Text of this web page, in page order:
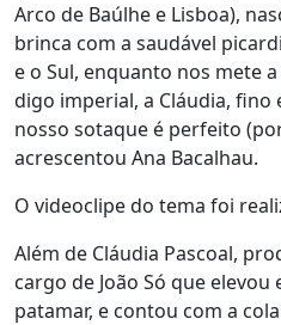
Arco de Baúlhe e Lisboa),
brinca com a saudável
e o Sul, enquanto nos mete
digo imperial, a Cláudia, fino
nosso sotaque é perfeito
acrescentou Ana Bacalhau.
O videoclipe do tema foi
Além de Cláudia Pascoal,
cargo de João Só que
patamar, e contou com a